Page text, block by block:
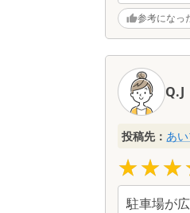
参考になっ
Q.J
投稿先： あ
駐車場が